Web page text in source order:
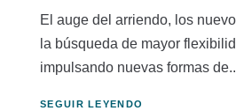
El auge del arriendo, los
la búsqueda de mayor
impulsando nuevas formas
SEGUIR LEYENDO